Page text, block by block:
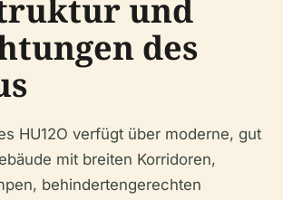
und
des
HU12O verfügt über moderne, gut
mit breiten Korridoren,
behindertengerechten